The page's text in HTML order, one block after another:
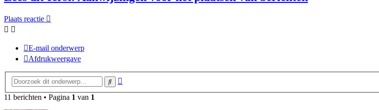
Plaats reactie
E-mail onderwerp
Afdrukweergave
Zoek
11 berichten • Pagina 1 van 1